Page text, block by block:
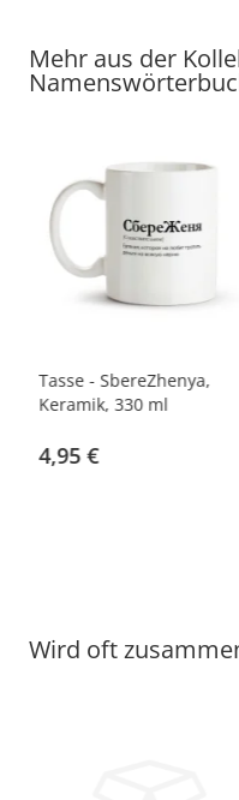
Mehr aus der
Tasse - SberеZhenya,
Keramik, 330 ml
4,95 €
Wird oft